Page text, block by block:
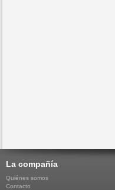
La compañía
Quiénes somos
Contacto